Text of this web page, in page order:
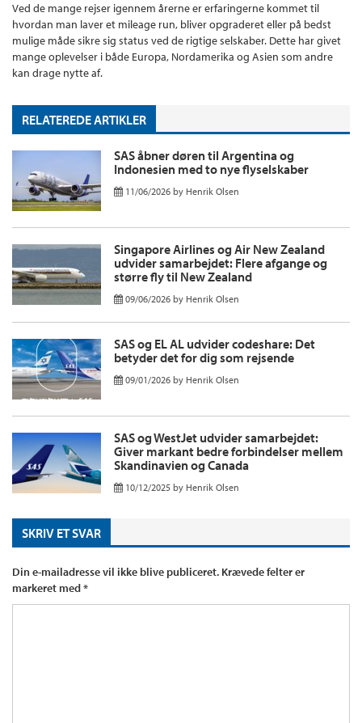
Ved de mange rejser igennem årerne er erfaringerne kommet til
hvordan man laver et mileage run, bliver opgraderet eller på bedst
mulige måde sikre sig status ved de rigtige selskaber. Dette har givet
mange oplevelser i både Europa, Nordamerika og Asien som andre
kan drage nytte af.
RELATEREDE ARTIKLER
SAS åbner døren til Argentina og
Indonesien med to nye flyselskaber
11/06/2026 by Henrik Olsen
Singapore Airlines og Air New Zealand
udvider samarbejdet: Flere afgange og
større fly til New Zealand
09/06/2026 by Henrik Olsen
SAS og EL AL udvider codeshare: Det
betyder det for dig som rejsende
09/01/2026 by Henrik Olsen
SAS og WestJet udvider samarbejdet:
Giver markant bedre forbindelser mellem
Skandinavien og Canada
10/12/2025 by Henrik Olsen
SKRIV ET SVAR
Din e-mailadresse vil ikke blive publiceret. Krævede felter er
markeret med*